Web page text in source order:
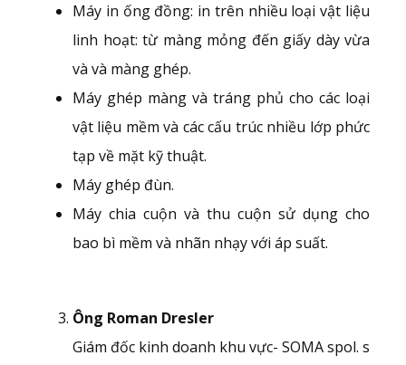
Máy in ống đồng: in trên nhiều loại vật liệu
linh hoạt: từ màng mỏng đến giấy dày vừa
và và màng ghép.
Máy ghép màng và tráng phủ cho các loại
vật liệu mềm và các cấu trúc nhiều lớp phức
tạp về mặt kỹ thuật.
Máy ghép đùn.
Máy chia cuộn và thu cuộn sử dụng cho
bao bì mềm và nhãn nhạy với áp suất.
Ông Roman Dresler
Giám đốc kinh doanh khu vực- SOMA spol. s